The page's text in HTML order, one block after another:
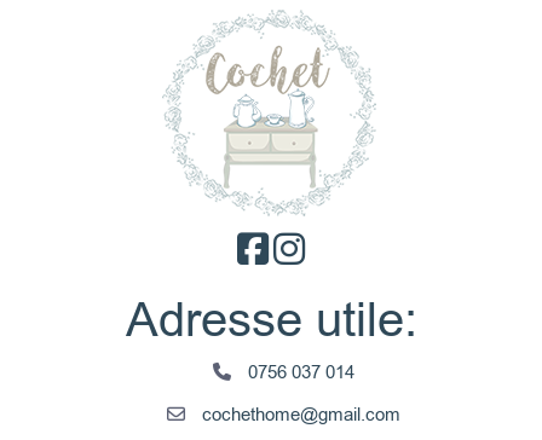
Adresse utile:
0756 037 014
cochethome@gmail.com